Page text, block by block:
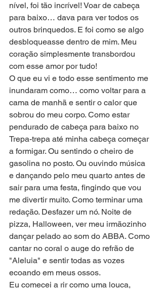
nível, foi tão incrível! Voar de cabeça
para baixo… dava para ver todos os
outros brinquedos. E foi como se algo
desbloqueasse dentro de mim. Meu
coração simplesmente transbordou
com esse amor por tudo!
O que eu vi e todo esse sentimento me
inundaram como… como voltar para a
cama de manhã e sentir o calor que
sobrou do meu corpo. Como estar
pendurado de cabeça para baixo no
Trepa-trepa até minha cabeça começar
a formigar. Ou sentindo o cheiro de
gasolina no posto. Ou ouvindo música
e dançando pelo meu quarto antes de
sair para uma festa, fingindo que vou
me divertir muito. Como terminar uma
redação. Desfazer um nó. Noite de
pizza, Halloween, ver meu irmãozinho
dançar pelado ao som do ABBA. Como
cantar no coral o auge do refrão de
"Aleluia" e sentir todas as vozes
ecoando em meus ossos.
Eu comecei a rir como uma louca,